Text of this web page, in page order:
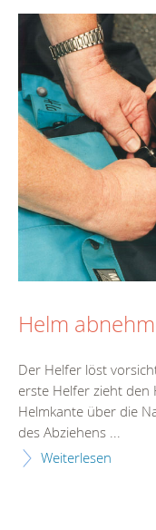
Helm
Der Helfer löst
erste Helfer zieht den
Helmkante über die
des Abziehens ...
Weiterlesen